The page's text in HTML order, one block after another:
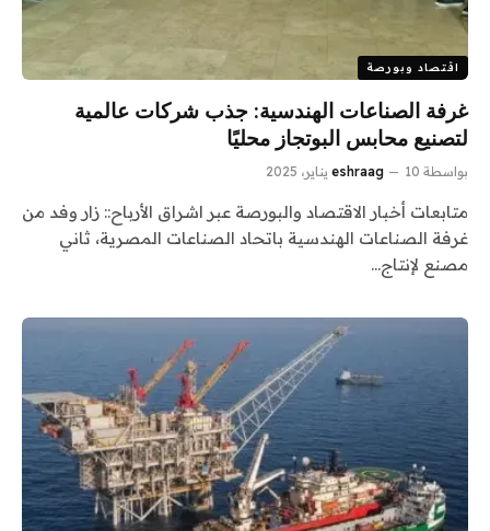
اقتصاد وبورصة
غرفة الصناعات الهندسية: جذب شركات عالمية
لتصنيع محابس البوتجاز محليًا
بواسطة eshraag 10 يناير، 2025
متابعات أخبار الاقتصاد والبورصة عبر اشراق الأرباح:: زار وفد من
غرفة الصناعات الهندسية باتحاد الصناعات المصرية، ثاني
مصنع لإنتاج…